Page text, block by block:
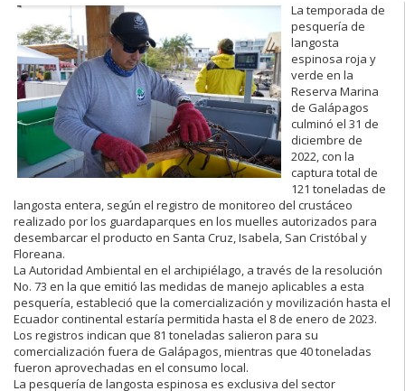
La temporada de
pesquería de
langosta
espinosa roja y
verde en la
Reserva Marina
de Galápagos
culminó el 31 de
diciembre de
2022, con la
captura total de
121 toneladas de
langosta entera, según el registro de monitoreo del crustáceo
realizado por los guardaparques en los muelles autorizados para
desembarcar el producto en Santa Cruz, Isabela, San Cristóbal y
Floreana.
La Autoridad Ambiental en el archipiélago, a través de la resolución
No. 73 en la que emitió las medidas de manejo aplicables a esta
pesquería, estableció que la comercialización y movilización hasta el
Ecuador continental estaría permitida hasta el 8 de enero de 2023.
Los registros indican que 81 toneladas salieron para su
comercialización fuera de Galápagos, mientras que 40 toneladas
fueron aprovechadas en el consumo local.
La pesquería de langosta espinosa es exclusiva del sector